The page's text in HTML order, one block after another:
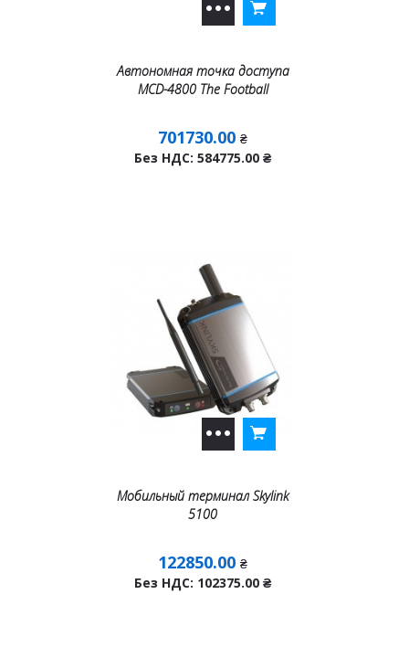
Автономная точка доступа
MCD-4800 The Football
701730.00 ₴
Без НДС: 584775.00 ₴
Мобильный терминал Skylink
5100
122850.00 ₴
Без НДС: 102375.00 ₴